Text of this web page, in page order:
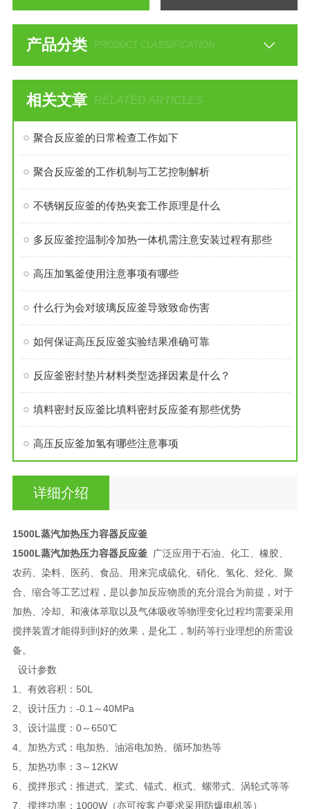
产品分类 PRODUCT CLASSIFICATION
相关文章 RELATED ARTICLES
聚合反应釜的日常检查工作如下
聚合反应釜的工作机制与工艺控制解析
不锈钢反应釜的传热夹套工作原理是什么
多反应釜控温制冷加热一体机需注意安装过程有那些
高压加氢釜使用注意事项有哪些
什么行为会对玻璃反应釜导致致命伤害
如何保证高压反应釜实验结果准确可靠
反应釜密封垫片材料类型选择因素是什么？
填料密封反应釜比填料密封反应釜有那些优势
高压反应釜加氢有哪些注意事项
详细介绍
1500L蒸汽加热压力容器反应釜
1500L蒸汽加热压力容器反应釜广泛应用于石油、化工、橡胶、
农药、染料、医药、食品、用来完成硫化、硝化、氢化、烃化、聚
合、缩合等工艺过程，是以参加反应物质的充分混合为前提，对于
加热、冷却、和液体萃取以及气体吸收等物理变化过程均需要采用
搅拌装置才能得到到好的效果，是化工，制药等行业理想的所需设
备。
设计参数
1、有效容积：50L
2、设计压力：-0.1～40MPa
3、设计温度：0～650℃
4、加热方式：电加热、油浴电加热、循环加热等
5、加热功率：3～12KW
6、搅拌形式：推进式、桨式、锚式、框式、螺带式、涡轮式等等
7、搅拌功率：1000W（亦可按客户要求采用防爆电机等）